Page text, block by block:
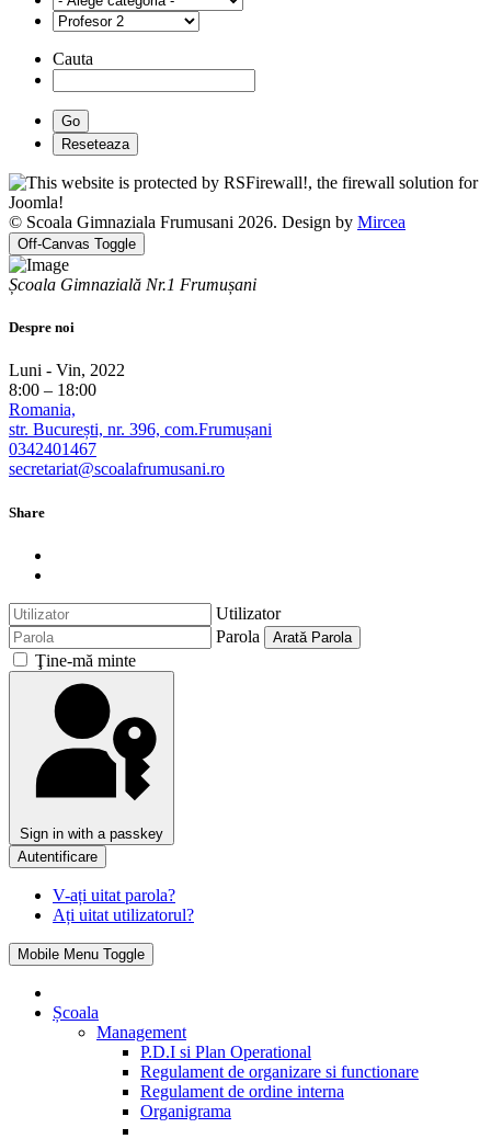
Cauta
© Scoala Gimnaziala Frumusani 2026. Design by Mircea
Off-Canvas Toggle
Școala Gimnazială Nr.1 Frumușani
Despre noi
Luni - Vin, 2022
8:00 – 18:00
Romania,
str. București, nr. 396, com.Frumușani
0342401467
secretariat@scoalafrumusani.ro
Share
Utilizator
Parola
Arată Parola
Ţine-mă minte
Sign in with a passkey
Autentificare
V-ați uitat parola?
Ați uitat utilizatorul?
Mobile Menu Toggle
Școala
Management
P.D.I si Plan Operational
Regulament de organizare si functionare
Regulament de ordine interna
Organigrama